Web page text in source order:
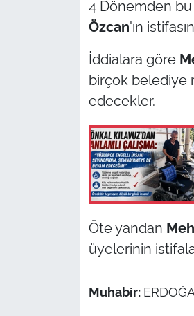
4 Dönemden bu
Özcan'ın
İddialara göre
birçok belediye
edecekler.
Öte yandan
üyelerinin
Muhabir:
TÜRKİYE
Flaş Haber
Dış Haberler